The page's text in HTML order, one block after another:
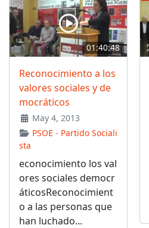
01:40:48
Reconocimiento a los
valores sociales y de
mocráticos
May 4, 2013
PSOE - Partido Sociali
sta
econocimiento los val
ores sociales democr
áticosReconocimient
o a las personas que
han luchado...